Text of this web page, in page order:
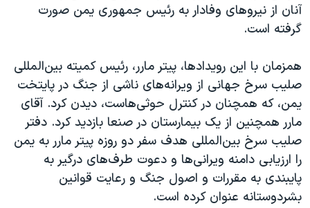
سفر پرزیدنت ترامپ به چین
آنان از نیروهای وفادار به رئیس جمهوری یمن صورت
گرفته است.
همزمان با این رویدادها، پیتر مارر، رئیس کمیته بین‌المللی
صلیب سرخ جهانی از ویرانه‌های ناشی از جنگ در پایتخت
یمن، که همچنان در کنترل حوثی‌هاست، دیدن کرد. آقای
مارر همچنین از یک بیمارستان در صنعا بازدید کرد. دفتر
صلیب سرخ بین‌المللی هدف سفر دو روزه پیتر مارر به یمن
را ارزیابی دامنه ویرانی‌ها و دعوت طرف‌های درگیر به
پایبندی به مقررات و اصول جنگ و رعایت قوانین
بشردوستانه عنوان کرده است.